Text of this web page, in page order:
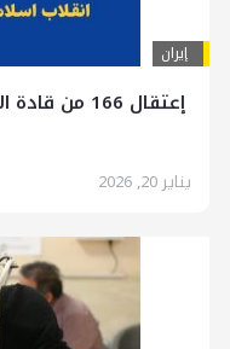
إيران
إعتقال 166 من قادة الإضطرابات الرئيسيين
يناير 20, 2026